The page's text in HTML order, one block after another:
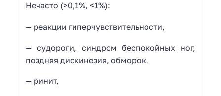
Нечасто (>0,1%, <1%):
— реакции гиперчувствительности,
— судороги, синдром беспокойных ног,
поздняя дискинезия, обморок,
— ринит,